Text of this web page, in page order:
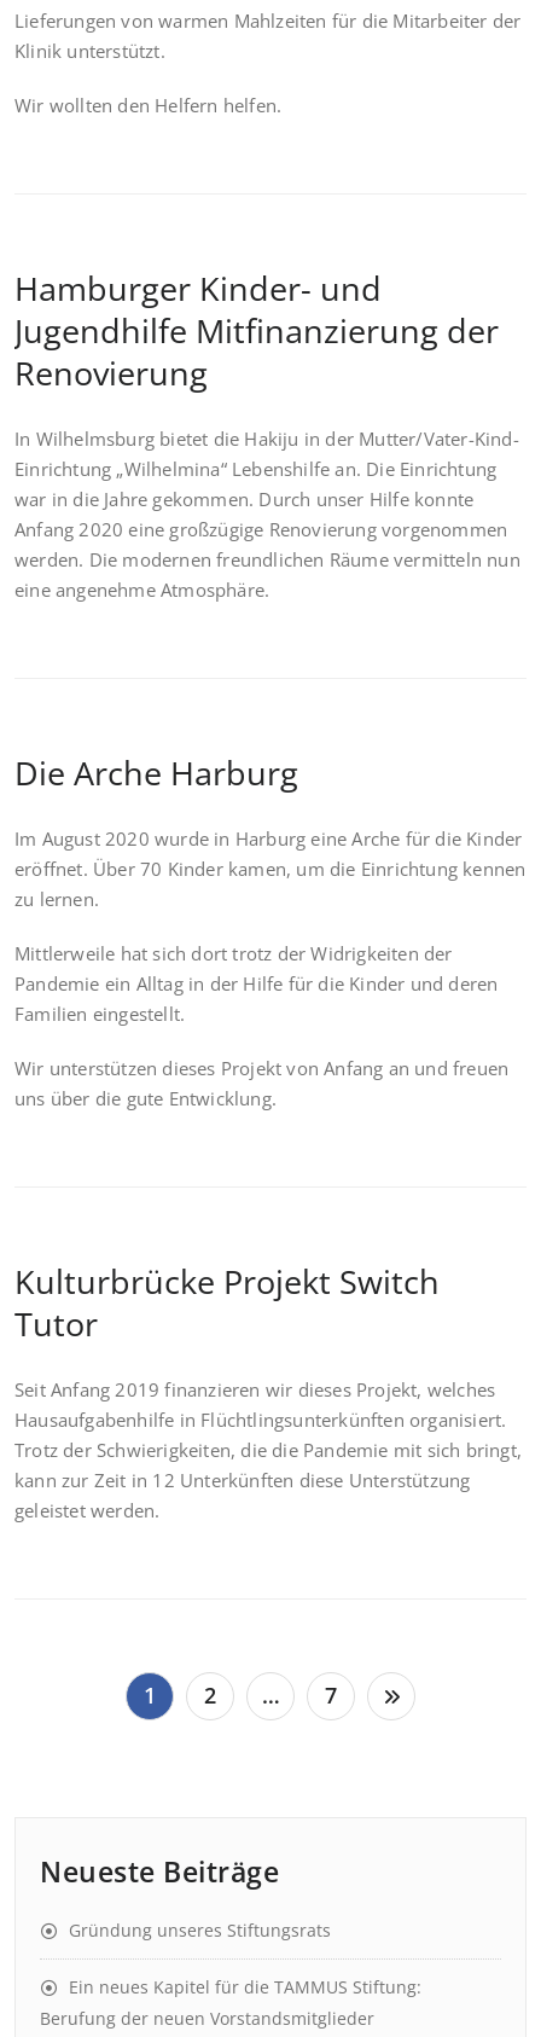
Lieferungen von warmen Mahlzeiten für die Mitarbeiter der
Klinik unterstützt.
Wir wollten den Helfern helfen.
Hamburger Kinder- und
Jugendhilfe Mitfinanzierung der
Renovierung
In Wilhelmsburg bietet die Hakiju in der Mutter/Vater-Kind-
Einrichtung „Wilhelmina“ Lebenshilfe an. Die Einrichtung
war in die Jahre gekommen. Durch unser Hilfe konnte
Anfang 2020 eine großzügige Renovierung vorgenommen
werden. Die modernen freundlichen Räume vermitteln nun
eine angenehme Atmosphäre.
Die Arche Harburg
Im August 2020 wurde in Harburg eine Arche für die Kinder
eröffnet. Über 70 Kinder kamen, um die Einrichtung kennen
zu lernen.
Mittlerweile hat sich dort trotz der Widrigkeiten der
Pandemie ein Alltag in der Hilfe für die Kinder und deren
Familien eingestellt.
Wir unterstützen dieses Projekt von Anfang an und freuen
uns über die gute Entwicklung.
Kulturbrücke Projekt Switch
Tutor
Seit Anfang 2019 finanzieren wir dieses Projekt, welches
Hausaufgabenhilfe in Flüchtlingsunterkünften organisiert.
Trotz der Schwierigkeiten, die die Pandemie mit sich bringt,
kann zur Zeit in 12 Unterkünften diese Unterstützung
geleistet werden.
Seitennummerierung
1 2 … 7
Neueste Beiträge
Gründung unseres Stiftungsrats
Ein neues Kapitel für die TAMMUS Stiftung:
Berufung der neuen Vorstandsmitglieder